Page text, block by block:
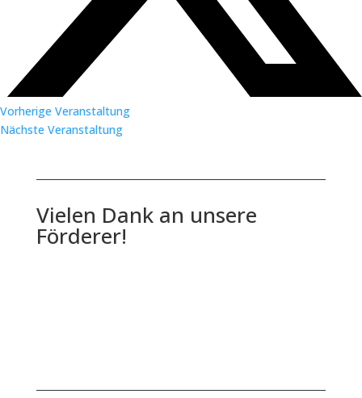
Vorherige Veranstaltung
Nächste Veranstaltung
Vielen Dank an unsere
Förderer!